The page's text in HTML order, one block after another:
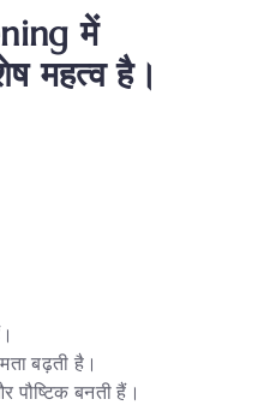
में
महत्व है।
बढ़ती है।
पौष्टिक बनती हैं।